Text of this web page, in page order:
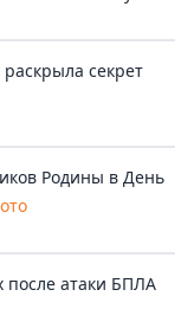
секрет
Родины в День
после атаки БПЛА